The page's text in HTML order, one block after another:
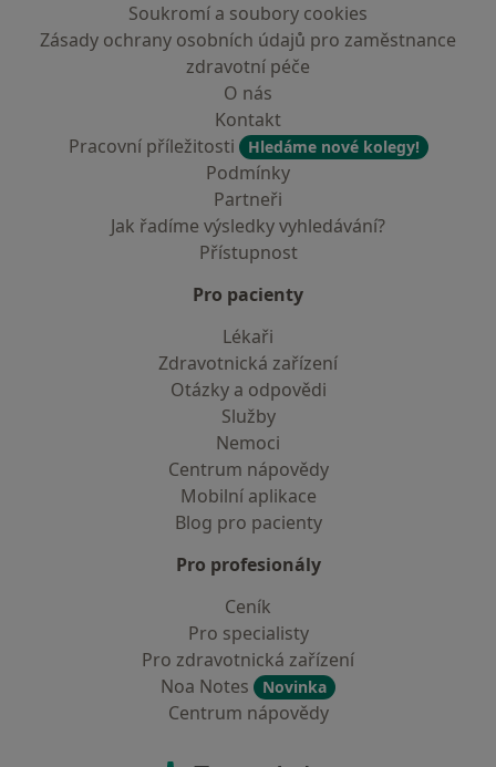
Soukromí a soubory cookies
Zásady ochrany osobních údajů pro zaměstnance
zdravotní péče
O nás
Kontakt
Pracovní příležitosti
Hledáme nové kolegy!
Podmínky
Partneři
Jak řadíme výsledky vyhledávání?
Přístupnost
Pro pacienty
Lékaři
Zdravotnická zařízení
Otázky a odpovědi
Služby
Nemoci
Centrum nápovědy
Mobilní aplikace
Blog pro pacienty
Pro profesionály
Ceník
Pro specialisty
Pro zdravotnická zařízení
Noa Notes
Novinka
Centrum nápovědy